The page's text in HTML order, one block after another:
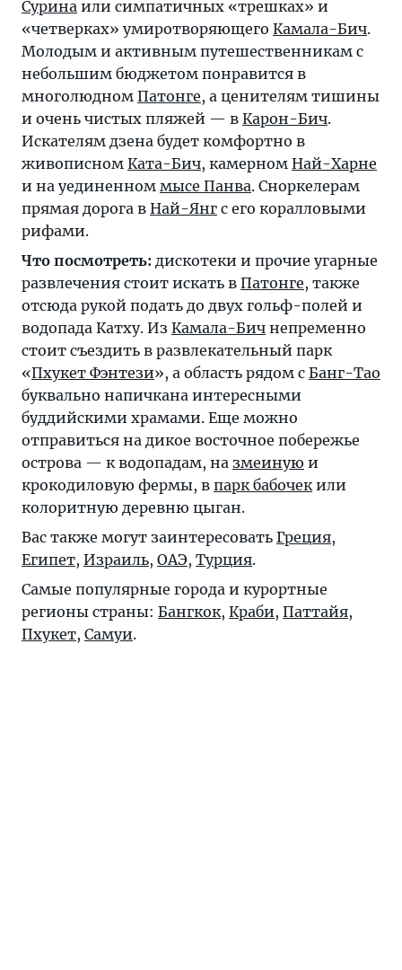
Сурина или симпатичных «трешках» и
«четверках» умиротворяющего Камала-Бич.
Молодым и активным путешественникам с
небольшим бюджетом понравится в
многолюдном Патонге, а ценителям тишины
и очень чистых пляжей — в Карон-Бич.
Искателям дзена будет комфортно в
живописном Ката-Бич, камерном Най-Харне
и на уединенном мысе Панва. Сноркелерам
прямая дорога в Най-Янг с его коралловыми
рифами.
Что посмотреть: дискотеки и прочие угарные
развлечения стоит искать в Патонге, также
отсюда рукой подать до двух гольф-полей и
водопада Катху. Из Камала-Бич непременно
стоит съездить в развлекательный парк
«Пхукет Фэнтези», а область рядом с Банг-Тао
буквально напичкана интересными
буддийскими храмами. Еще можно
отправиться на дикое восточное побережье
острова — к водопадам, на змеиную и
крокодиловую фермы, в парк бабочекили
колоритную деревню цыган.
Вас также могут заинтересовать Греция,
Египет, Израиль, ОАЭ, Турция.
Самые популярные города и курортные
регионы страны: Бангкок, Краби, Паттайя,
Пхукет, Самуи.